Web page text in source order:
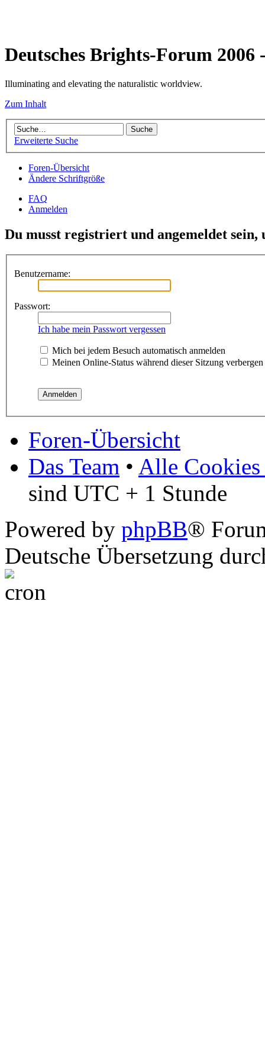
Deutsches Brights-Forum
Illuminating and elevating the naturalistic worldview.
Zum Inhalt
Erweiterte Suche
Foren-Übersicht
Ändere Schriftgröße
FAQ
Anmelden
Du musst registriert und angemeldet
Benutzername:
Passwort:
Ich habe mein Passwort vergessen
Mich bei jedem Besuch automatisch anmelden
Meinen Online-Status während dieser Sitzung verbergen
Foren-Übersicht
Das Team • Alle Cookies
sind UTC + 1 Stunde
Powered by phpBB®
Deutsche Übersetzung